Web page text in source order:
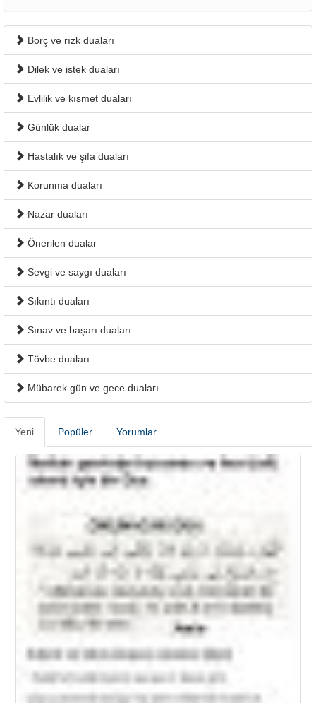
Borç ve rızk duaları
Dilek ve istek duaları
Evlilik ve kısmet duaları
Günlük dualar
Hastalık ve şifa duaları
Korunma duaları
Nazar duaları
Önerilen dualar
Sevgi ve saygı duaları
Sıkıntı duaları
Sınav ve başarı duaları
Tövbe duaları
Mübarek gün ve gece duaları
Yeni Popüler Yorumlar